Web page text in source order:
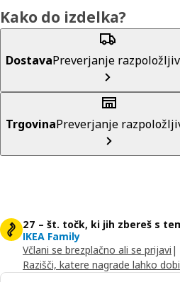
Kako do izdelka?
DostavaPreverjanje
TrgovinaPreverjanje
27 – št. točk, ki jih zbereš s
IKEA Family
Včlani se brezplačno ali se prijavi |
Razišči, katere nagrade lahko